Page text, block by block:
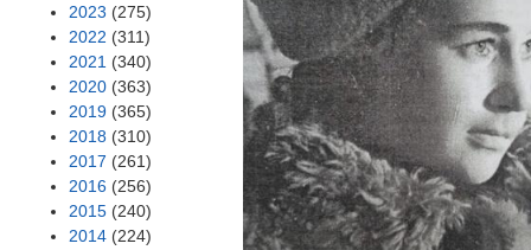
2023 (275)
2022 (311)
2021 (340)
2020 (363)
2019 (365)
2018 (310)
2017 (261)
2016 (256)
2015 (240)
2014 (224)